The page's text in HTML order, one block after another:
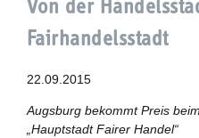
Agendaforen
Nachhaltigkeitsbeirat
Von der
Fairhandelsstadt
22.09.2015
Augsburg bekommt Preis
„Hauptstadt Fairer Handel“